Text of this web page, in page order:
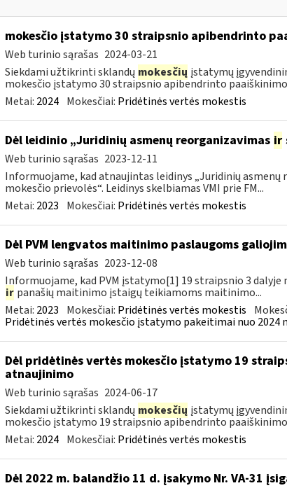
mokesčio įstatymo 30 straipsnio apibendrinto
Web turinio sąrašas 2024-03-21
Siekdami užtikrinti sklandų mokesčių įstatymų
mokesčio įstatymo 30 straipsnio apibendrinto
Metai: 2024 Mokesčiai: Pridėtinės vertės mokestis
Dėl leidinio „Juridinių asmenų reorganizavimas ir
Web turinio sąrašas 2023-12-11
Informuojame, kad atnaujintas leidinys „Juridinių asmenų
mokesčio prievolės“. Leidinys skelbiamas VMI prie FM...
Metai: 2023 Mokesčiai: Pridėtinės vertės mokestis
Dėl PVM lengvatos maitinimo paslaugoms
Web turinio sąrašas 2023-12-08
Informuojame, kad PVM įstatymo[1] 19 straipsnio 3
ir panašių maitinimo įstaigų teikiamoms maitinimo...
Metai: 2023 Mokesčiai: Pridėtinės vertės mokestis
Pridėtinės vertės mokesčio įstatymo pakeitimai nuo 2024
Dėl pridėtinės vertės mokesčio įstatymo 19
atnaujinimo
Web turinio sąrašas 2024-06-17
Siekdami užtikrinti sklandų mokesčių įstatymų
mokesčio įstatymo 19 straipsnio apibendrinto
Metai: 2024 Mokesčiai: Pridėtinės vertės mokestis
Dėl 2022 m. balandžio 11 d. įsakymo Nr. VA-31